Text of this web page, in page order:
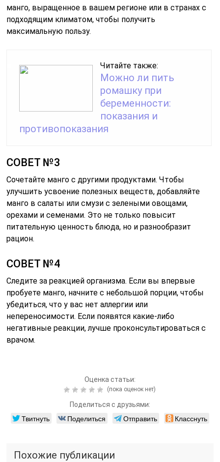
манго, выращенное в вашем регионе или в странах с
подходящим климатом, чтобы получить
максимальную пользу.
Читайте также:
Можно ли пить
ромашку при
беременности:
показания и
противопоказания
СОВЕТ №3
Сочетайте манго с другими продуктами. Чтобы
улучшить усвоение полезных веществ, добавляйте
манго в салаты или смузи с зелеными овощами,
орехами и семенами. Это не только повысит
питательную ценность блюда, но и разнообразит
рацион.
СОВЕТ №4
Следите за реакцией организма. Если вы впервые
пробуете манго, начните с небольшой порции, чтобы
убедиться, что у вас нет аллергии или
непереносимости. Если появятся какие-либо
негативные реакции, лучше проконсультироваться с
врачом.
Оценка статьи:
(пока оценок нет)
Поделиться с друзьями:
Твитнуть Поделиться Отправить Класснуть
Похожие публикации